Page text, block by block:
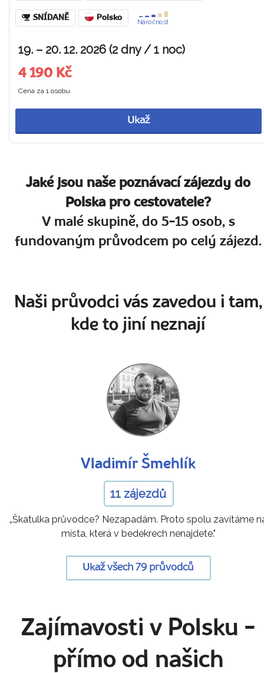
SNÍDANĚ Polsko
Náročnost
19. – 20. 12. 2026 (2 dny / 1 noc)
4 190 Kč
Cena za 1 osobu
Ukaž
Jaké jsou naše poznávací zájezdy do
Polska pro cestovatele?
V malé skupině, do 5-15 osob, s
fundovaným průvodcem po celý zájezd.
Naši průvodci vás zavedou i tam,
kde to jiní neznají
Vladimír Šmehlík
11 zájezdů
„Škatulka průvodce? Nezapadám. Proto spolu zavítáme
místa, která v bedekrech nenajdete."
Ukaž všech 79 průvodců
Zajímavosti v Polsku -
přímo od našich